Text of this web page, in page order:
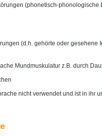
(phonetisch-phonologische
(d.h. gehörte oder gesehene
Mundmuskulatur z.B. durch
nicht verwendet und ist in ihr